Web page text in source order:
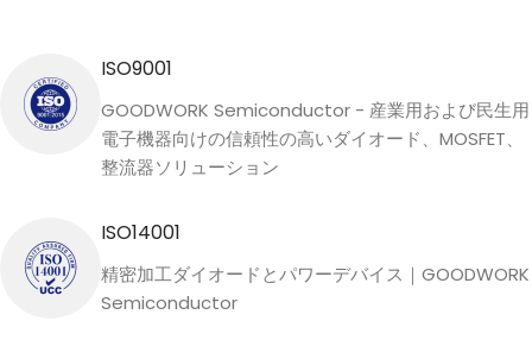
ISO9001
GOODWORK Semiconductor - 産業用および民生用
電子機器向けの信頼性の高いダイオード、MOSFET、
整流器ソリューション
ISO14001
精密加工ダイオードとパワーデバイス｜GOODWORK
Semiconductor